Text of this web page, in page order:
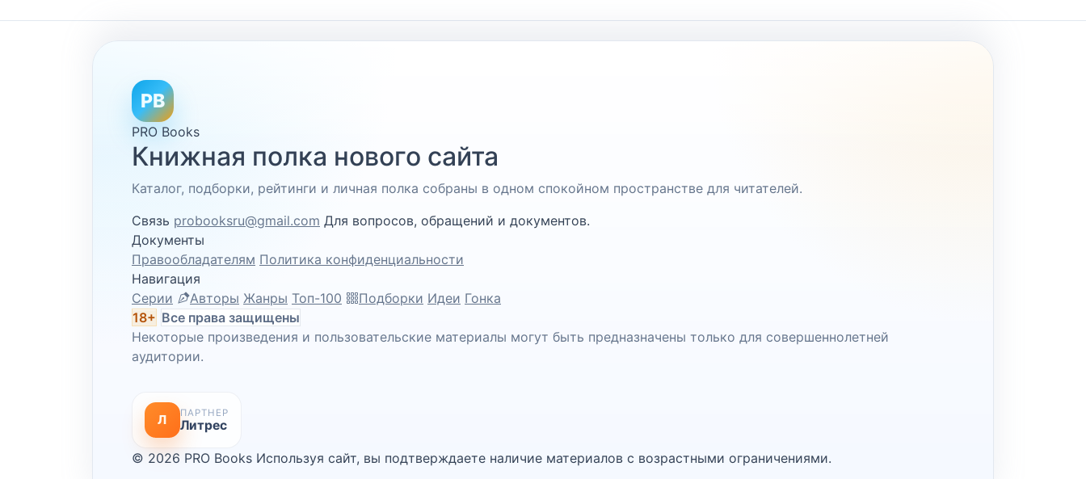
PB
PRO Books
Книжная полка нового сайта
Каталог, подборки, рейтинги и личная полка собраны в одном спокойном пространстве для читателей.
Связь probooksru@gmail.com Для вопросов, обращений и документов.
Документы
Правообладателям Политика конфиденциальности
Навигация
Серии
Авторы Жанры Топ-100 Подборки Идеи Гонка
18+ Все права защищены
Некоторые произведения и пользовательские материалы могут быть предназначены только для совершеннолетней
аудитории.
Л ПАРТНЕР
Литрес
© 2026 PRO Books Используя сайт, вы подтверждаете наличие материалов с возрастными ограничениями.